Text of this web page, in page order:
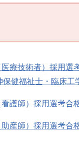
療技術者）採用選
健福祉士・臨床工
護師）採用選考合
産師）採用選考合